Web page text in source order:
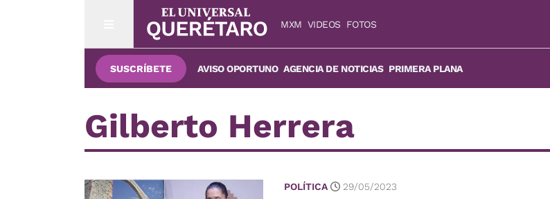
MXM VIDEOS FOTOS
SUSCRÍBETE AVISO OPORTUNO AGENCIA DE NOTICIAS PRIMERA PLANA
Gilberto Herrera
POLÍTICA 29/05/2023